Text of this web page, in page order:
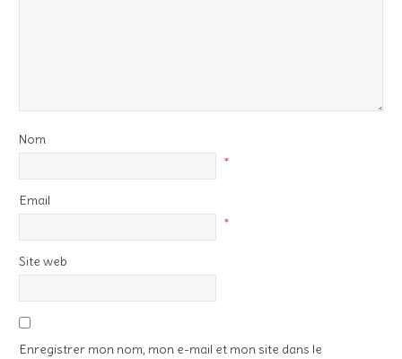
Nom
*
Email
*
Site web
Enregistrer mon nom, mon e-mail et mon site dans le